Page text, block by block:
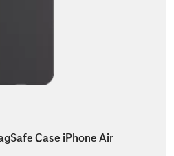
Case iPhone Air